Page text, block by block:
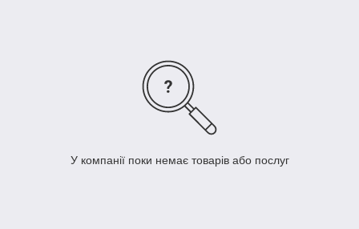
У компанії поки немає товарів або послуг